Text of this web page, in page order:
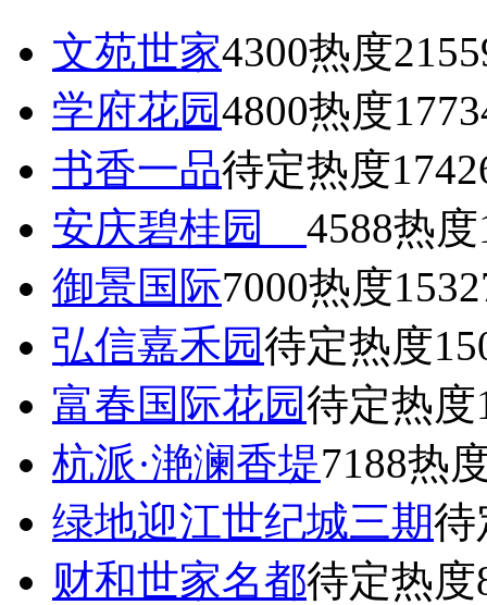
文苑世家4300热度
学府花园4800热度
书香一品待定热度
安庆碧桂园 4588热度
御景国际7000热度
弘信嘉禾园待定热度
富春国际花园待定热度
杭派·滟澜香堤7188热
绿地迎江世纪城三期待
财和世家名都待定热度